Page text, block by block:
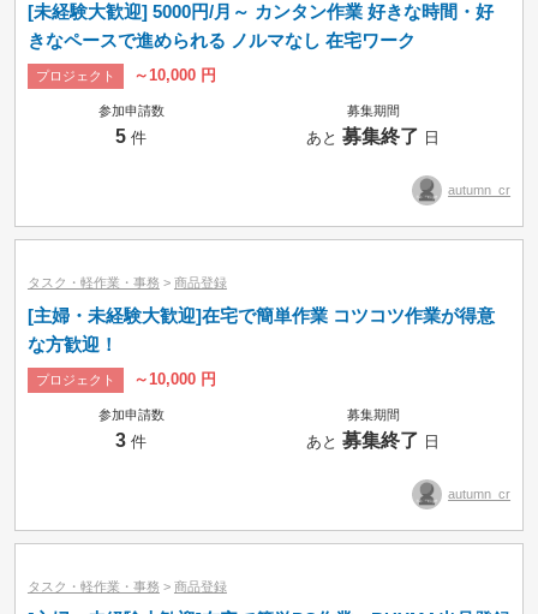
[未経験大歓迎] 5000円/月～ カンタン作業 好きな時間・好
きなペースで進められる ノルマなし 在宅ワーク
プロジェクト ～10,000 円
参加申請数
5 件
募集期間
あと募集終了 日
autumn_cr
タスク・軽作業・事務 > 商品登録
[主婦・未経験大歓迎]在宅で簡単作業 コツコツ作業が得意
な方歓迎！
プロジェクト ～10,000 円
参加申請数
3 件
募集期間
あと募集終了 日
autumn_cr
タスク・軽作業・事務 > 商品登録